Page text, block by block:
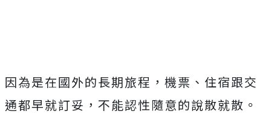
因為是在國外的長期旅程，機票、住宿跟交
通都早就訂妥，不能認性隨意的說散就散。